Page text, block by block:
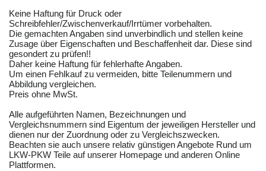
Keine Haftung für Druck oder
Schreibfehler/Zwischenverkauf/Irrtümer vorbehalten.
Die gemachten Angaben sind unverbindlich und stellen keine
Zusage über Eigenschaften und Beschaffenheit dar. Diese sind
gesondert zu prüfen!!
Daher keine Haftung für fehlerhafte Angaben.
Um einen Fehlkauf zu vermeiden, bitte Teilenummern und
Abbildung vergleichen.
Preis ohne MwSt.
Alle aufgeführten Namen, Bezeichnungen und
Vergleichsnummern sind Eigentum der jeweiligen Hersteller und
dienen nur der Zuordnung oder zu Vergleichszwecken.
Beachten sie auch unsere relativ günstigen Angebote Rund um
LKW-PKW Teile auf unserer Homepage und anderen Online
Plattformen.